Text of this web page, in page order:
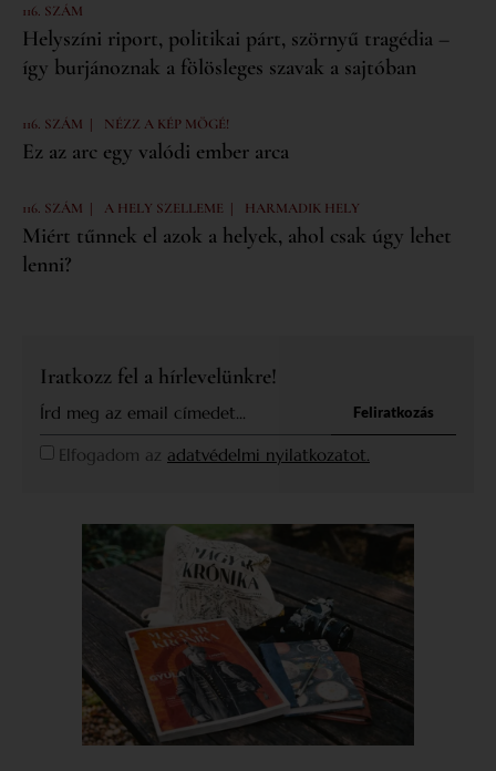
116. SZÁM
Helyszíni riport, politikai párt, szörnyű tragédia –
így burjánoznak a fölösleges szavak a sajtóban
116. SZÁM | NÉZZ A KÉP MÖGÉ!
Ez az arc egy valódi ember arca
116. SZÁM | A HELY SZELLEME | HARMADIK HELY
Miért tűnnek el azok a helyek, ahol csak úgy lehet
lenni?
Iratkozz fel a hírlevelünkre!
Elfogadom az adatvédelmi nyilatkozatot.
Feliratkozás